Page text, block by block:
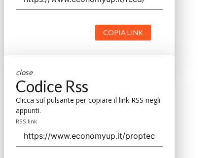
COPIA LINK
close
Codice Rss
Clicca sul pulsante per copiare il link RSS negli
appunti.
RSS link